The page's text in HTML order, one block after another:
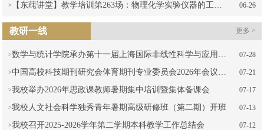
【东莼讲堂】教学培训第263场：物理化学实验仪器的工程化改良与竞赛转化实战 06-26
教研一线 更多 >
数学与统计学院承办第十一届上海国际非线性科学与应用研讨会 07-28
中国高校科技期刊研究会体育期刊专业委员会2026年会议在我校召开 07-21
我校举办2026年思政课教师暑期集中培训暨集体备课会 07-17
我校人文社会科学独秀青年暑期高级研修班（第二期）开班 07-13
我校召开2025-2026学年第二学期本科教学工作总结会 07-12